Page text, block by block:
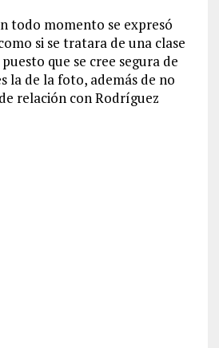
todo momento se expresó
si se tratara de una clase
que se cree segura de
la de la foto, además de no
relación con Rodríguez